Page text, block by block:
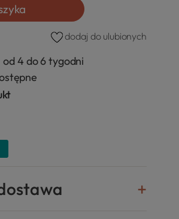
dodaj do ulubionych
od 4 do 6 tygodni